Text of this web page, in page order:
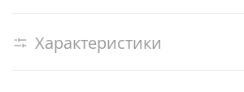
Характеристики